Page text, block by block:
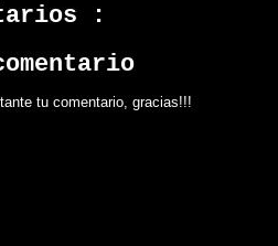
:
tu comentario, gracias!!!